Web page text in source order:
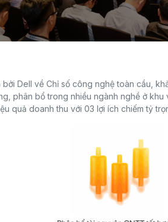
Dell về Chỉ số công nghệ toàn cầu,
phân bổ trong nhiều ngành nghề ở
quả doanh thu với 03 lợi ích chiếm tỷ